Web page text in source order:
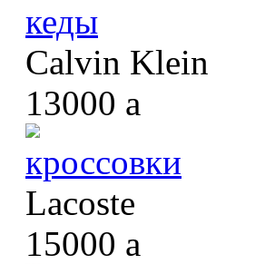
кеды
Calvin Klein
13000 a
кроссовки
Lacoste
15000 a